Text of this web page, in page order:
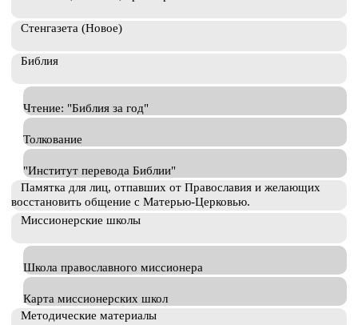
Стенгазета (Новое)
Библия
Чтение: "Библия за год"
Толкование
"Институт перевода Библии"
Памятка для лиц, отпавших от Православия и желающих
восстановить общение с Матерью-Церковью.
Миссионерские школы
Школа православного миссионера
Карта миссионерских школ
Методические материалы